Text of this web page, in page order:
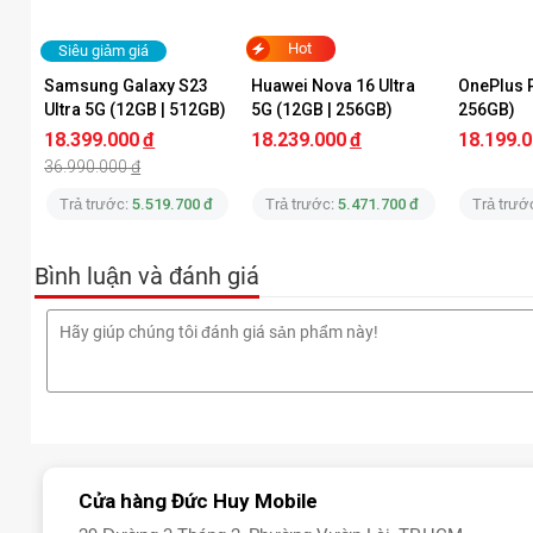
Siêu giảm giá
Samsung Galaxy S23
Ultra 5G (12GB | 512GB)
Chính Hãng
18.399.000đ
36.990.000đ
Trả trước: 5.519.700 đ
Hot
Huawei Nova 16 Ultra
5G (12GB | 256GB)
18.239.000đ
Trả trước:5.471.700 đ
OnePlus
256GB)
Trả
Bình luận và đánh giá
Cửa hàng Đức Huy Mobile